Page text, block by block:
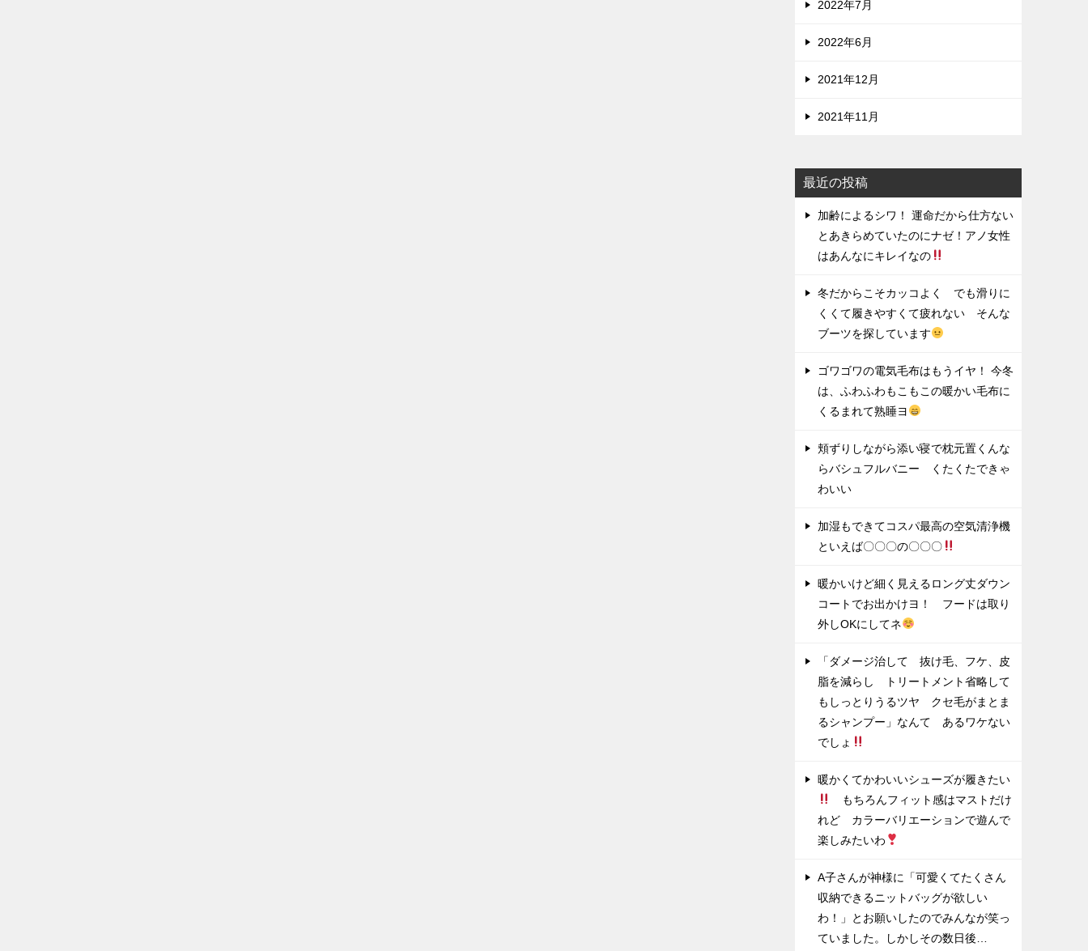
2022年7月
2022年6月
2021年12月
2021年11月
最近の投稿
加齢によるシワ！ 運命だから仕方ない
とあきらめていたのにナゼ！アノ女性
はあんなにキレイなの
冬だからこそカッコよく でも滑りに
くくて履きやすくて疲れない そんな
ブーツを探しています
ゴワゴワの電気毛布はもうイヤ！ 今冬
は、ふわふわもこもこの暖かい毛布に
くるまれて熟睡ヨ
頬ずりしながら添い寝で枕元置くんな
らバシュフルバニー くたくたできゃ
わいい
加湿もできてコスパ最高の空気清浄機
といえば〇〇〇の〇〇〇
暖かいけど細く見えるロング丈ダウン
コートでお出かけヨ！ フードは取り
外しOKにしてネ
「ダメージ治して 抜け毛、フケ、皮
脂を減らし トリートメント省略して
もしっとりうるツヤ クセ毛がまとま
るシャンプー」なんて あるワケない
でしょ
暖かくてかわいいシューズが履きたい
もちろんフィット感はマストだけ
れど カラーバリエーションで遊んで
楽しみたいわ
A子さんが神様に「可愛くてたくさん
収納できるニットバッグが欲しい
わ！」とお願いしたのでみんなが笑っ
ていました。しかしその数日後…